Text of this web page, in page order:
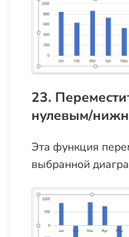
23.
нулевым/
Эта функция
выбранной